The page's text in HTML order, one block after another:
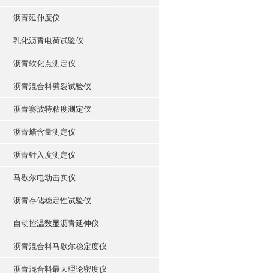
沥青延伸度仪
乳化沥青电荷试验仪
沥青软化点测定仪
沥青混合料劈裂试验仪
沥青赛波特粘度测定仪
沥青蜡含量测定仪
沥青针入度测定仪
马歇尔电动击实仪
沥青存储稳定性试验仪
自动控温数显沥青延伸仪
沥青混合料马歇尔稳定度仪
沥青混合料最大理论密度仪